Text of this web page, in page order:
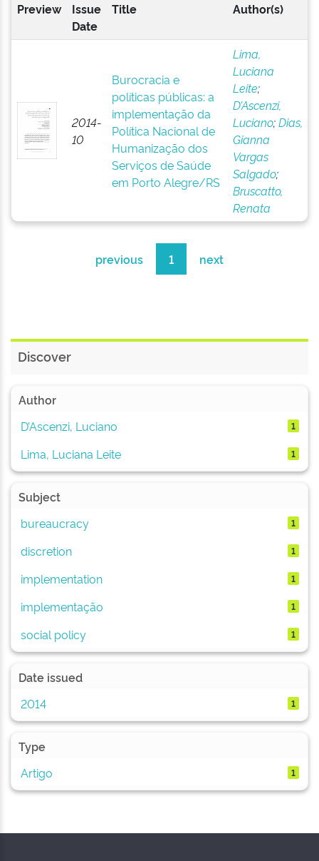
Preview
Issue
Date
Title Author(s)
2014-
10
Burocracia e
políticas públicas: a
implementação da
Política Nacional de
Humanização dos
Serviços de Saúde
em Porto Alegre/RS
Lima,
Luciana
Leite;
D’Ascenzi,
Luciano;Dias,
Gianna
Vargas
Salgado;
Bruscatto,
Renata
previous 1 next
Discover
Author
D’Ascenzi, Luciano
1
Lima, Luciana Leite 1
Subject
bureaucracy
1
discretion 1
implementation 1
implementação 1
social policy 1
Date issued
2014
1
Type
Artigo
1